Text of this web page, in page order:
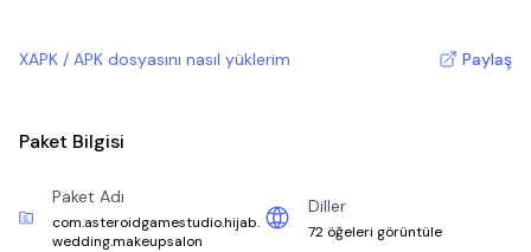
XAPK / APK dosyasını nasıl yüklerim Paylaş
Paket Bilgisi
Paket Adı
com.asteroidgamestudio.hijab.
wedding.makeupsalon
Diller
72 öğeleri görüntüle